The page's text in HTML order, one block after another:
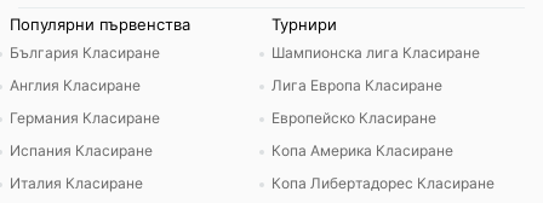
Популярни първенства
България Класиране
Англия Класиране
Германия Класиране
Испания Класиране
Италия Класиране
Турнири
Шампионска лига Класиране
Лига Европа Класиране
Европейско Класиране
Копа Америка Класиране
Копа Либертадорес Класиране